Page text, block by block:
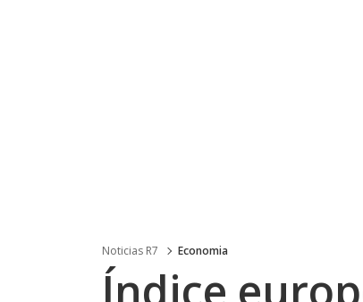
Noticias R7 Economia